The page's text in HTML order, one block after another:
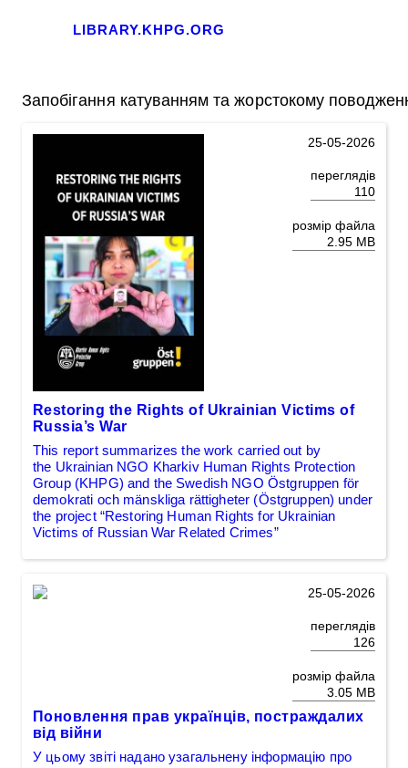
LIBRARY.KHPG.ORG
Запобігання катуванням та жорстокому
25-05-2026
переглядів
110
розмір файла
2.95 MB
Restoring the Rights of Ukrainian Victims of
Russia’s War
This report summarizes the work carried out by
the Ukrainian NGO Kharkiv Human Rights Protection
Group (KHPG) and the Swedish NGO Östgruppen för
demokrati och mänskliga rättigheter (Östgruppen) under
the project “Restoring Human Rights for Ukrainian
Victims of Russian War Related Crimes”
25-05-2026
переглядів
126
розмір файла
3.05 MB
Поновлення прав українців, постраждалих
від війни
У цьому звіті надано узагальнену інформацію про